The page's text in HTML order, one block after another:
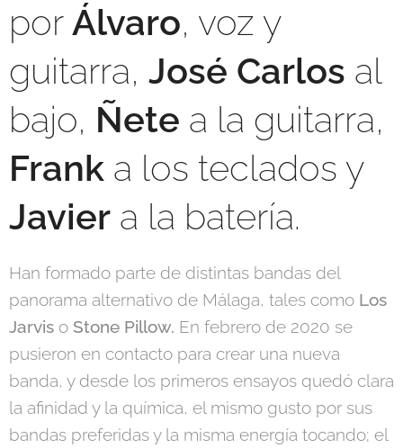
porÁlvaro, voz y
guitarra, José Carlos al
bajo, Ñete a la guitarra,
Frank a los teclados y
Javier a la batería.
Han formado parte de distintas bandas del
panorama alternativo de Málaga, tales como Los
Jarvis o Stone Pillow. En febrero de 2020 se
pusieron en contacto para crear una nueva
banda, y desde los primeros ensayos quedó clara
la afinidad y la química, el mismo gusto por sus
bandas preferidas y la misma energía tocando; el